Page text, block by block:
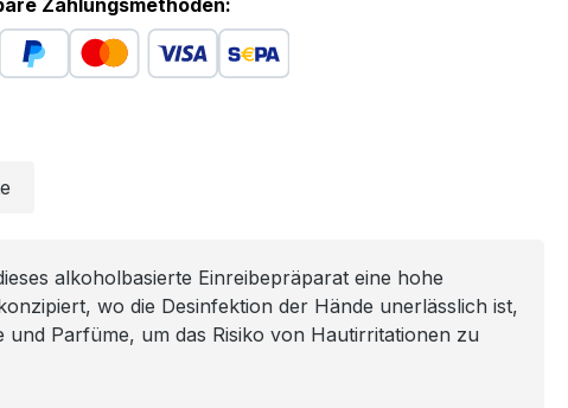
Zahlungsmethoden:
alkoholbasierte Einreibepräparat eine hohe
wo die Desinfektion der Hände unerlässlich ist,
Parfüme, um das Risiko von Hautirritationen zu